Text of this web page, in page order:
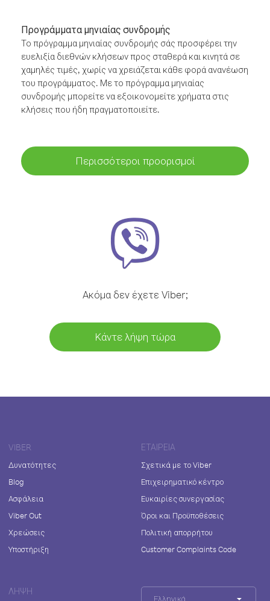
Προγράμματα μηνιαίας συνδρομής
Το πρόγραμμα μηνιαίας συνδρομής σάς προσφέρει την
ευελιξία διεθνών κλήσεων προς σταθερά και κινητά σε
χαμηλές τιμές, χωρίς να χρειάζεται κάθε φορά ανανέωση
του προγράμματος. Με το πρόγραμμα μηνιαίας
συνδρομής μπορείτε να εξοικονομείτε χρήματα στις
κλήσεις που ήδη πραγματοποιείτε.
Περισσότεροι προορισμοί
Ακόμα δεν έχετε Viber;
Κάντε λήψη τώρα
VIBER
Δυνατότητες
Blog
Ασφάλεια
Viber Out
Χρεώσεις
Υποστήριξη
ΕΤΑΙΡΕΊΑ
Σχετικά με το Viber
Επιχειρηματικό κέντρο
Ευκαιρίες συνεργασίας
Όροι και Προϋποθέσεις
Πολιτική απορρήτου
Customer Complaints Code
ΛΉΨΗ
Ελληνικά